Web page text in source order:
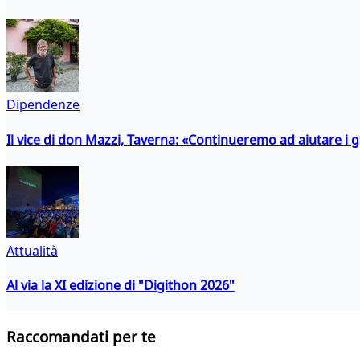
Dipendenze
Il vice di don Mazzi, Taverna: «Continueremo ad aiutare i
Attualità
Al via la XI edizione di "Digithon 2026"
Raccomandati per te